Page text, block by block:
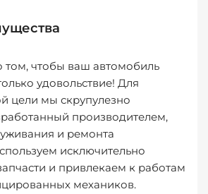
том, чтобы ваш автомобиль
удовольствие! Для
цели мы скрупулезно
производителем,
и ремонта
исключительно
и привлекаем к работам
механиков.